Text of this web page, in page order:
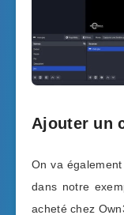
Ajouter un
On va
dans notre
acheté chez